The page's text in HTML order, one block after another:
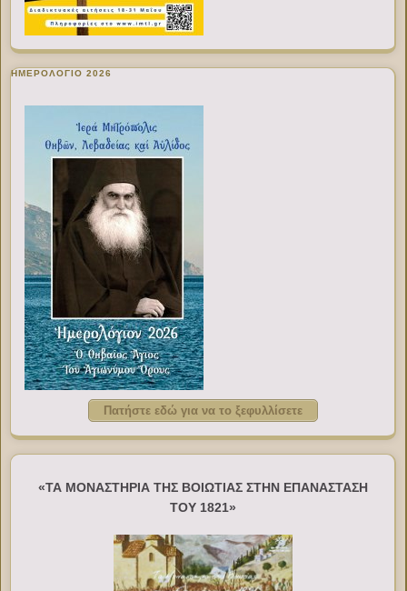
ΗΜΕΡΟΛΟΓΙΟ 2026
Πατήστε εδώ για να το ξεφυλλίσετε
«ΤΑ ΜΟΝΑΣΤΗΡΙΑ ΤΗΣ ΒΟΙΩΤΙΑΣ ΣΤΗΝ ΕΠΑΝΑΣΤΑΣΗ
ΤΟΥ 1821»